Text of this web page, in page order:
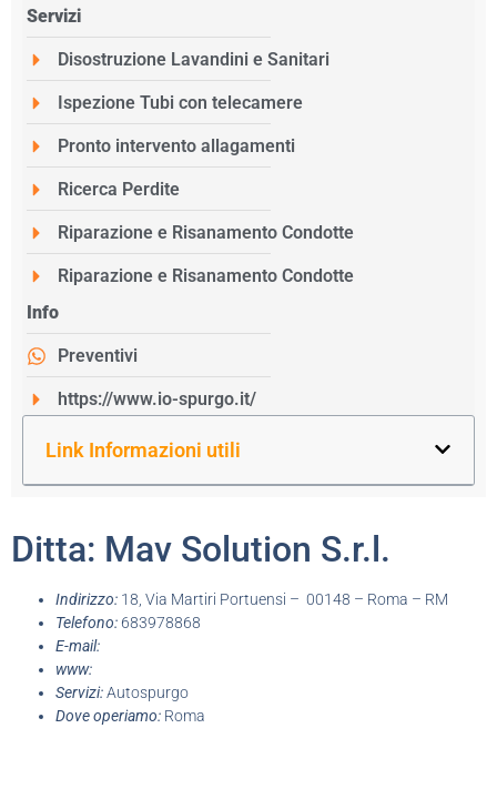
Servizi
Disostruzione Lavandini e Sanitari
Ispezione Tubi con telecamere
Pronto intervento allagamenti
Ricerca Perdite
Riparazione e Risanamento Condotte
Riparazione e Risanamento Condotte
Info
Preventivi
https://www.io-spurgo.it/
Link Informazioni utili
Ditta: Mav Solution S.r.l.
Indirizzo: 18, Via Martiri Portuensi – 00148 – Roma – RM
Telefono: 683978868
E-mail:
www:
Servizi:Autospurgo
Dove operiamo: Roma